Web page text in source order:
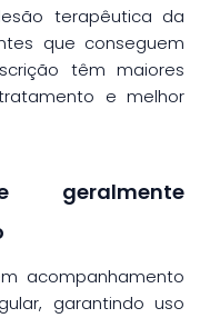
terapêutica da
que conseguem
têm maiores
e melhor
geralmente
acompanhamento
garantindo uso